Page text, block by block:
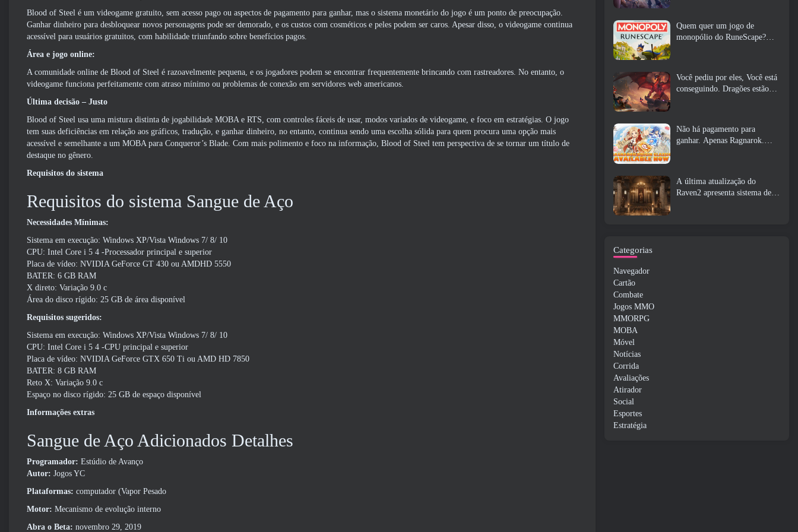
Blood of Steel é um videogame gratuito, sem acesso pago ou aspectos de pagamento para ganhar, mas o sistema monetário do jogo é um ponto de preocupação.
Ganhar dinheiro para desbloquear novos personagens pode ser demorado, e os custos com cosméticos e peles podem ser caros. Apesar disso, o videogame continua
acessível para usuários gratuitos, com habilidade triunfando sobre benefícios pagos.
Área e jogo online:
A comunidade online de Blood of Steel é razoavelmente pequena, e os jogadores podem se encontrar frequentemente brincando com rastreadores. No entanto, o
videogame funciona perfeitamente com atraso mínimo ou problemas de conexão em servidores web americanos.
Última decisão – Justo
Blood of Steel usa uma mistura distinta de jogabilidade MOBA e RTS, com controles fáceis de usar, modos variados de videogame, e foco em estratégias. O jogo
tem suas deficiências em relação aos gráficos, tradução, e ganhar dinheiro, no entanto, continua sendo uma escolha sólida para quem procura uma opção mais
acessível e semelhante a um MOBA para Conqueror’s Blade. Com mais polimento e foco na informação, Blood of Steel tem perspectiva de se tornar um título de
destaque no gênero.
Requisitos do sistema
Requisitos do sistema Sangue de Aço
Necessidades Mínimas:
Sistema em execução: Windows XP/Vista Windows 7/ 8/ 10
CPU: Intel Core i 5 4 -Processador principal e superior
Placa de vídeo: NVIDIA GeForce GT 430 ou AMDHD 5550
BATER: 6 GB RAM
X direto: Variação 9.0 c
Área do disco rígido: 25 GB de área disponível
Requisitos sugeridos:
Sistema em execução: Windows XP/Vista Windows 7/ 8/ 10
CPU: Intel Core i 5 4 -CPU principal e superior
Placa de vídeo: NVIDIA GeForce GTX 650 Ti ou AMD HD 7850
BATER: 8 GB RAM
Reto X: Variação 9.0 c
Espaço no disco rígido: 25 GB de espaço disponível
Informações extras
Sangue de Aço Adicionados Detalhes
Programador: Estúdio de Avanço
Autor: Jogos YC
Plataformas: computador (Vapor Pesado
Motor: Mecanismo de evolução interno
Abra o Beta: novembro 29, 2019
Quem quer um jogo de
monopólio do RuneScape?
Você pediu por eles, Você está
conseguindo. Dragões estão
Não há pagamento para
ganhar. Apenas Ragnarok.
A última atualização do
Raven2 apresenta sistema de
Categorias
Navegador
Cartão
Combate
Jogos MMO
MMORPG
MOBA
Móvel
Notícias
Corrida
Avaliações
Atirador
Social
Esportes
Estratégia